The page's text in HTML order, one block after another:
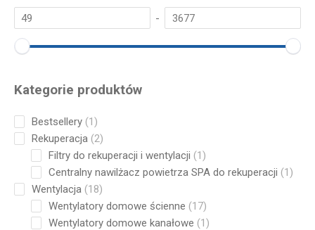
-
Kategorie produktów
Bestsellery 11
product
Rekuperacja 22
products
Filtry do rekuperacji i wentylacji 11
product
Centralny nawilżacz powietrza SPA do rekuperacji 11
Wentylacja 1818
products
Wentylatory domowe ścienne 1717
products
Wentylatory domowe kanałowe 11